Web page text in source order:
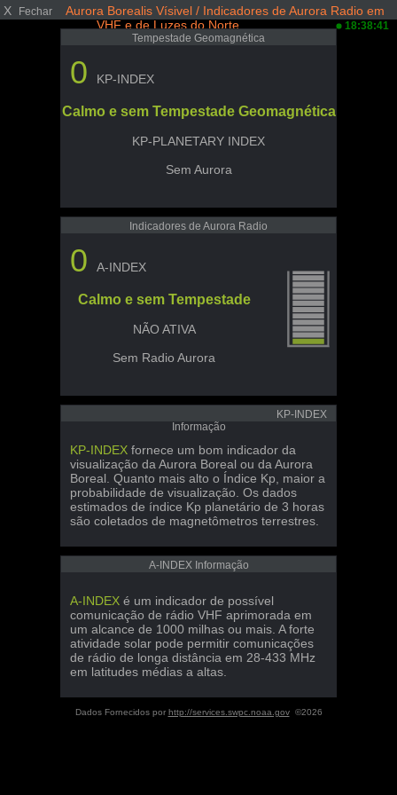
X Fechar
Aurora Borealis Vísivel / Indicadores de Aurora Radio em
VHF e de Luzes do Norte
18:38:41
Tempestade Geomagnética
0 KP-INDEX
Calmo e sem Tempestade Geomagnética
KP-PLANETARY INDEX
Sem Aurora
Indicadores de Aurora Radio
0 A-INDEX
Calmo e sem Tempestade
NÃO ATIVA
Sem Radio Aurora
KP-INDEX
Informação
KP-INDEX fornece um bom indicador da
visualização da Aurora Boreal ou da Aurora
Boreal. Quanto mais alto o Índice Kp, maior a
probabilidade de visualização. Os dados
estimados de índice Kp planetário de 3 horas
são coletados de magnetômetros terrestres.
A-INDEX Informação
A-INDEX é um indicador de possível
comunicação de rádio VHF aprimorada em
um alcance de 1000 milhas ou mais. A forte
atividade solar pode permitir comunicações
de rádio de longa distância em 28-433 MHz
em latitudes médias a altas.
Dados Fornecidos por http://services.swpc.noaa.gov©2026